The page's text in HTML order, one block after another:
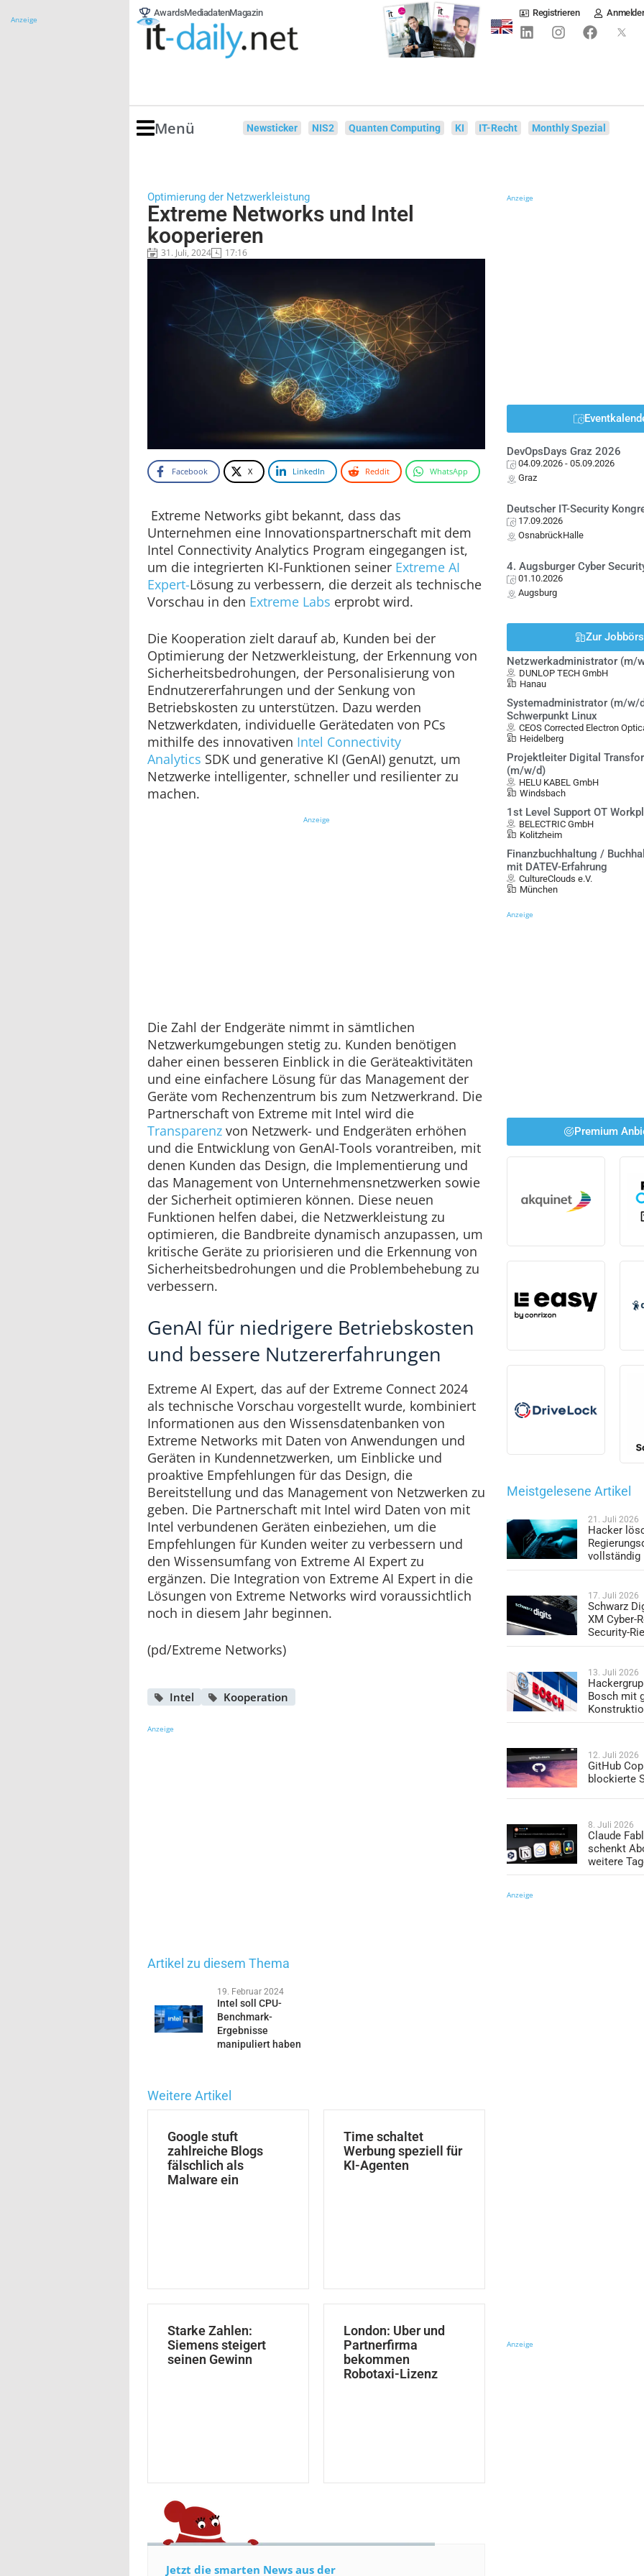
Anzeige
AwardsMediadatenMagazin Registrieren
Menü Newsticker NIS2 Quanten Computing KI IT-Recht Monthly Spezial
Optimierung der Netzwerkleistung
Extreme Networks und Intel
kooperieren
31. Juli, 2024 17:16
Facebook X LinkedIn Reddit WhatsApp
Extreme Networks gibt bekannt, dass das
Unternehmen eine Innovationspartnerschaft mit dem
Intel Connectivity Analytics Program eingegangen ist,
um die integrierten KI-Funktionen seiner Extreme AI
Expert-Lösung zu verbessern, die derzeit als technische
Vorschau in den Extreme Labs erprobt wird.
Die Kooperation zielt darauf ab, Kunden bei der
Optimierung der Netzwerkleistung, der Erkennung von
Sicherheitsbedrohungen, der Personalisierung von
Endnutzererfahrungen und der Senkung von
Betriebskosten zu unterstützen. Dazu werden
Netzwerkdaten, individuelle Gerätedaten von PCs
mithilfe des innovativen Intel Connectivity
Analytics SDK und generative KI (GenAI) genutzt, um
Netzwerke intelligenter, schneller und resilienter zu
machen.
Anzeige
Die Zahl der Endgeräte nimmt in sämtlichen
Netzwerkumgebungen stetig zu. Kunden benötigen
daher einen besseren Einblick in die Geräteaktivitäten
und eine einfachere Lösung für das Management der
Geräte vom Rechenzentrum bis zum Netzwerkrand. Die
Partnerschaft von Extreme mit Intel wird die
Transparenz von Netzwerk- und Endgeräten erhöhen
und die Entwicklung von GenAI-Tools vorantreiben, mit
denen Kunden das Design, die Implementierung und
das Management von Unternehmensnetzwerken sowie
der Sicherheit optimieren können. Diese neuen
Funktionen helfen dabei, die Netzwerkleistung zu
optimieren, die Bandbreite dynamisch anzupassen, um
kritische Geräte zu priorisieren und die Erkennung von
Sicherheitsbedrohungen und die Problembehebung zu
verbessern.
GenAI für niedrigere Betriebskosten
und bessere Nutzererfahrungen
Extreme AI Expert, das auf der Extreme Connect 2024
als technische Vorschau vorgestellt wurde, kombiniert
Informationen aus den Wissensdatenbanken von
Extreme Networks mit Daten von Anwendungen und
Geräten in Kundennetzwerken, um Einblicke und
proaktive Empfehlungen für das Design, die
Bereitstellung und das Management von Netzwerken zu
geben. Die Partnerschaft mit Intel wird Daten von mit
Intel verbundenen Geräten einbeziehen, um die
Empfehlungen für Kunden weiter zu verbessern und
den Wissensumfang von Extreme AI Expert zu
ergänzen. Die Integration von Extreme AI Expert in die
Lösungen von Extreme Networks wird voraussichtlich
noch in diesem Jahr beginnen.
(pd/Extreme Networks)
Intel Kooperation
Anzeige
Artikel zu diesem Thema
19. Februar 2024
Intel soll CPU-
Benchmark-
Ergebnisse
manipuliert haben
Weitere Artikel
Google stuft
zahlreiche Blogs
fälschlich als
Malware ein
Time schaltet
Werbung speziell für
KI-Agenten
Starke Zahlen:
Siemens steigert
seinen Gewinn
London: Uber und
Partnerfirma
bekommen
Robotaxi-Lizenz
Jetzt die smarten News aus der
Anzeige
DevOpsDays Graz 2026
04.09.2026 - 05.09.2026
Graz
Deutscher IT-Security
17.09.2026
OsnabrückHalle
4. Augsburger Cyber
01.10.2026
Augsburg
Zur
Netzwerkadministrator (m/
DUNLOP TECH GmbH
Hanau
Systemadministrator (m/w/
Schwerpunkt Linux
CEOS Corrected Electron
Heidelberg
Projektleiter Digital
(m/w/d)
HELU KABEL GmbH
Windsbach
1st Level Support OT
BELECTRIC GmbH
Kolitzheim
Finanzbuchhaltung /
mit DATEV-Erfahrung
CultureClouds e.V.
München
Anzeige
Premium
Meistgelesene Artikel
21. Juli 2026
Hacker
vollständig
17. Juli 2026
Schwarz
XM Cyber-
Security-
13. Juli 2026
Bosch mit
12. Juli 2026
GitHub
blockierte
8. Juli 2026
Claude
schenkt
weitere
Anzeige
Anzeige